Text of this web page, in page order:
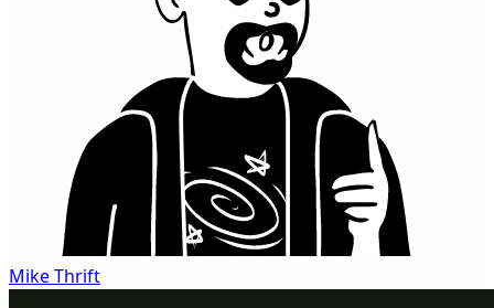
Mike Thrift